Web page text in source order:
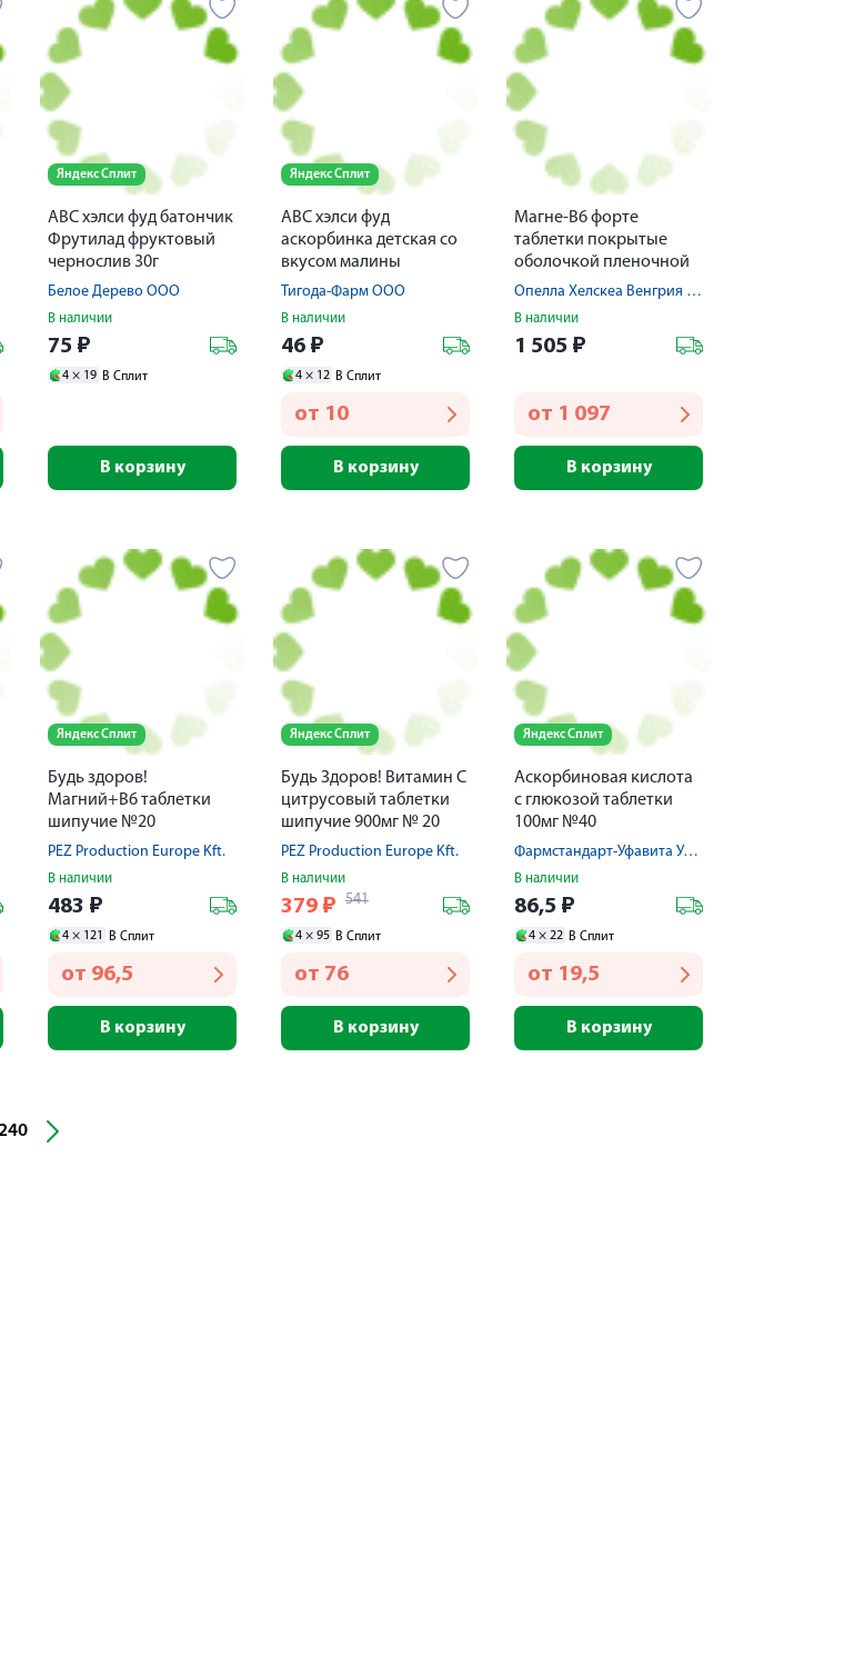
Яндекс Сплит
АВС хэлси фуд батончик
Фрутилад фруктовый
чернослив 30г
Белое Дерево ООО
В наличии
75 ₽
4 × 19 В Сплит
В корзину
Яндекс Сплит
АВС хэлси фуд
аскорбинка детская со
вкусом малины
таблетки № 10
Тигода-Фарм ООО
В наличии
46 ₽
4 × 12 В Сплит
от 10
В корзину
Магне-В6 форте
таблетки покрытые
оболочкой пленочной
100мг+10мг № 100
Опелла Хелскеа Венгрия Лтд.
В наличии
1 505 ₽
от 1 097
В корзину
Яндекс Сплит
Будь здоров!
Магний+В6 таблетки
шипучие №20
PEZ Production Europe Kft.
В наличии
483 ₽
4 × 121 В Сплит
от 96,5
В корзину
Яндекс Сплит
Будь Здоров! Витамин С
цитрусовый таблетки
шипучие 900мг № 20
PEZ Production Europe Kft.
В наличии
379 ₽ 541
4 × 95 В Сплит
от 76
В корзину
Яндекс Сплит
Аскорбиновая кислота
с глюкозой таблетки
100мг №40
Фармстандарт-Уфавита Уфимский вит.з-д ОАО
В наличии
86,5 ₽
4 × 22 В Сплит
от 19,5
В корзину